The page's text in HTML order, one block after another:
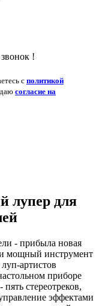
!
с политикой
согласие на
лупер для
- прибыла новая
мощный инструмент
артистов
приборе
стереотреков,
эффектами